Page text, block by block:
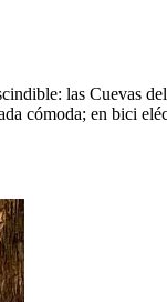
las Cuevas
cómoda; en bici